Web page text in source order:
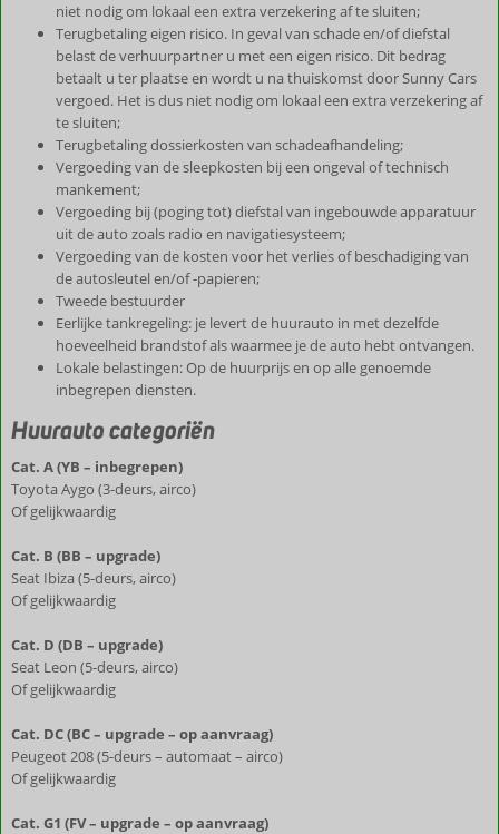
niet nodig om lokaal een extra verzekering af te sluiten;
Terugbetaling eigen risico. In geval van schade en/of diefstal
belast de verhuurpartner u met een eigen risico. Dit bedrag
betaalt u ter plaatse en wordt u na thuiskomst door Sunny Cars
vergoed. Het is dus niet nodig om lokaal een extra verzekering af
te sluiten;
Terugbetaling dossierkosten van schadeafhandeling;
Vergoeding van de sleepkosten bij een ongeval of technisch
mankement;
Vergoeding bij (poging tot) diefstal van ingebouwde apparatuur
uit de auto zoals radio en navigatiesysteem;
Vergoeding van de kosten voor het verlies of beschadiging van
de autosleutel en/of -papieren;
Tweede bestuurder
Eerlijke tankregeling: je levert de huurauto in met dezelfde
hoeveelheid brandstof als waarmee je de auto hebt ontvangen.
Lokale belastingen: Op de huurprijs en op alle genoemde
inbegrepen diensten.
Huurauto categoriën
Cat. A (YB – inbegrepen)
Toyota Aygo (3-deurs, airco)
Of gelijkwaardig
Cat. B (BB – upgrade)
Seat Ibiza (5-deurs, airco)
Of gelijkwaardig
Cat. D (DB – upgrade)
Seat Leon (5-deurs, airco)
Of gelijkwaardig
Cat. DC (BC – upgrade – op aanvraag)
Peugeot 208 (5-deurs – automaat – airco)
Of gelijkwaardig
Cat. G1 (FV – upgrade – op aanvraag)